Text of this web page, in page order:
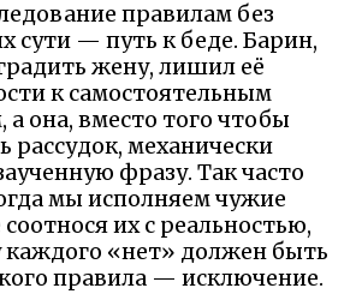
правилам без
сути — путь к беде. Барин,
жену, лишил её
к самостоятельным
она, вместо того чтобы
рассудок, механически
фразу. Так часто
мы исполняем чужие
соотнося их с реальностью,
каждого «нет» должен быть
правила — исключение.